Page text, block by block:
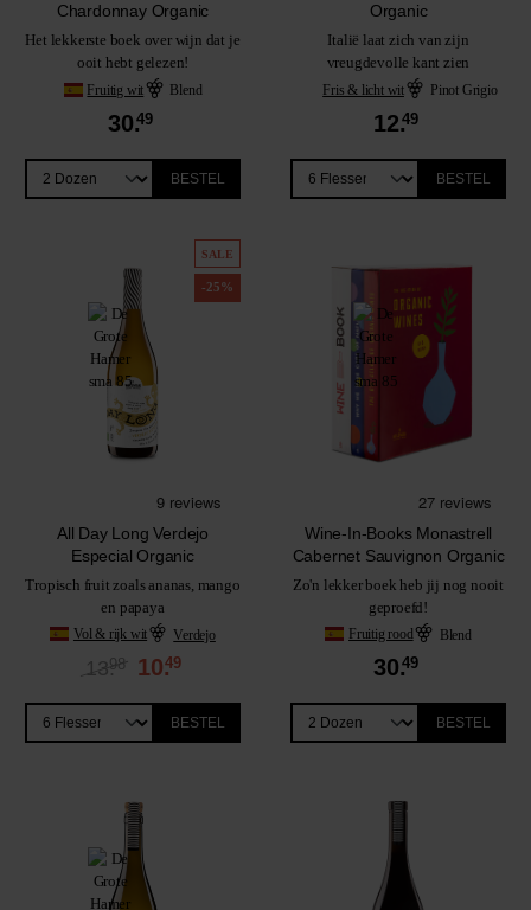
Chardonnay Organic
Het lekkerste boek over wijn dat je
ooit hebt gelezen!
Fruitig wit Blend
30.49
BESTEL
Organic
Italië laat zich van zijn
vreugdevolle kant zien
Fris & licht wit Pinot Grigio
12.49
BESTEL
SALE
-25%
All Day Long Verdejo
Especial Organic
Tropisch fruit zoals ananas, mango
en papaya
Vol & rijk wit Verdejo
13.98 10.49
BESTEL
Wine-In-Books Monastrell
Cabernet Sauvignon Organic
Zo'n lekker boek heb jij nog nooit
geproefd!
Fruitig rood Blend
30.49
BESTEL